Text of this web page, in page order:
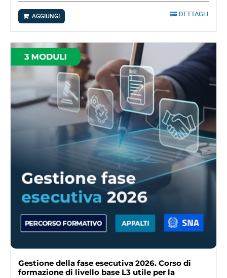
AGGIUNGI DETTAGLI
Gestione della fase esecutiva 2026. Corso di
formazione di livello base L3 utile per la